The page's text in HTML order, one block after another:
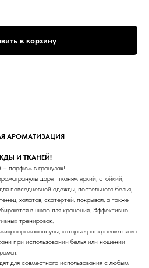
в корзину
АРОМАТИЗАЦИЯ
И ТКАНЕЙ!
– парфюм в гранулах!
дарят тканям яркий, стойкий,
повседневной одежды, постельного белья,
халатов, скатертей, покрывал, а также
в шкаф для хранения. Эффективно
тренировок.
которые раскрываются во
при использовании белья или ношении
для совместного использования с любым